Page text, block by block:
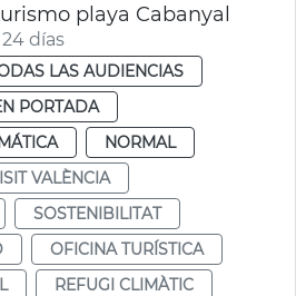
playa Cabanyal
días
LAS AUDIENCIAS
PORTADA
NORMAL
VALÈNCIA
SOSTENIBILITAT
OFICINA TURÍSTICA
REFUGI CLIMÀTIC